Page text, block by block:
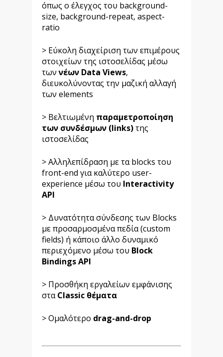
όπως ο έλεγχος του background-
size, background-repeat, aspect-
ratio
> Εύκολη διαχείριση των επιμέρους
στοιχείων της ιστοσελίδας μέσω
τωννέων Data Views,
διευκολύνοντας την μαζική αλλαγή
των elements
> Βελτιωμένη παραμετροποίηση
των συνδέσμων (links)της
ιστοσελίδας
> Αλληλεπίδραση με τα blocks του
front-end για καλύτερο user-
experience μέσω του Interactivity
API
> Δυνατότητα σύνδεσης των Blocks
με προσαρμοσμένα πεδία (custom
fields) ή κάποιο άλλο δυναμικό
περιεχόμενο μέσω του Block
Bindings API
> Προσθήκη εργαλείων εμφάνισης
σταClassic θέματα
> Ομαλότερο drag-and-drop